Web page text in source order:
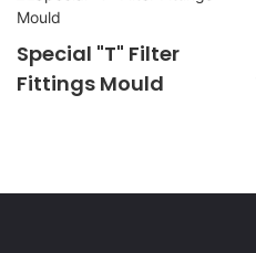
Special "T" Filter
Fittings Mould